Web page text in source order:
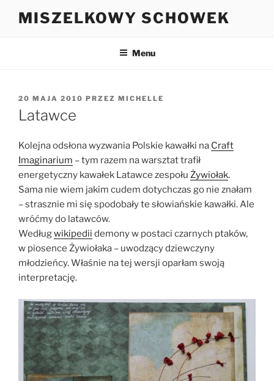
MISZELKOWY SCHOWEK
Menu
OPUBLIKOWANE
W
20 MAJA 2010 PRZEZ MICHELLE
Latawce
Kolejna odsłona wyzwania Polskie kawałki na Craft
Imaginarium – tym razem na warsztat trafił
energetyczny kawałek Latawce zespołu Żywiołak.
Sama nie wiem jakim cudem dotychczas go nie znałam
– strasznie mi się spodobały te słowiańskie kawałki. Ale
wróćmy do latawców.
Wedługwikipedii demony w postaci czarnych ptaków,
w piosence Żywiołaka – uwodzący dziewczyny
młodzieńcy. Właśnie na tej wersji oparłam swoją
interpretację.